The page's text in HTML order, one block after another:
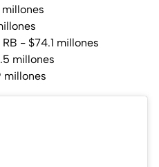
- $74.1 millones
millones
millones